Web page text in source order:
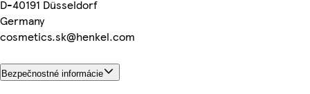
D-40191 Düsseldorf
Germany
cosmetics.sk@henkel.com
Bezpečnostné informácie